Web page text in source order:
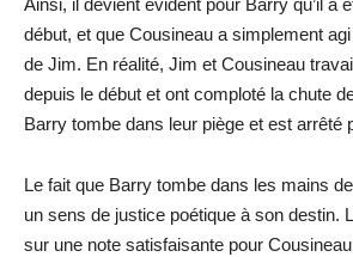
Ainsi, il devient évident pour Barry qu’il a
début, et que Cousineau a simplement
de Jim. En réalité, Jim et Cousineau
depuis le début et ont comploté la chute
Barry tombe dans leur piège et est arrêté
Le fait que Barry tombe dans les mains
un sens de justice poétique à son destin.
sur une note satisfaisante pour